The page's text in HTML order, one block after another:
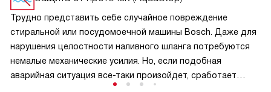
и электроэнергии.
Трудно представить себе случайное повреждение
стиральной или посудомоечной машины Bosch. Даже для
нарушения целостности наливного шланга потребуются
немалые механические усилия. Но, если подобная
аварийная ситуация все-таки произойдет, сработает